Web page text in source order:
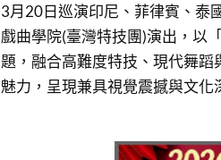
3月20日巡演印尼、菲律賓、泰
戲曲學院(臺灣特技團)演出，以
題，融合高難度特技、現代舞
魅力，呈現兼具視覺震撼與文化